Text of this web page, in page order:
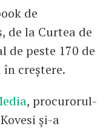
de
de la Curtea de
de peste 170 de
creștere.
, procurorul-
și-a